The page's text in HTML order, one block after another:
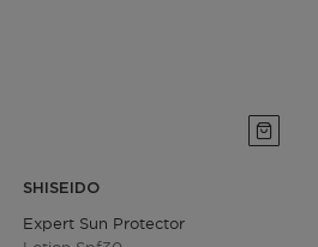
SHISEIDO
Expert Sun Protector